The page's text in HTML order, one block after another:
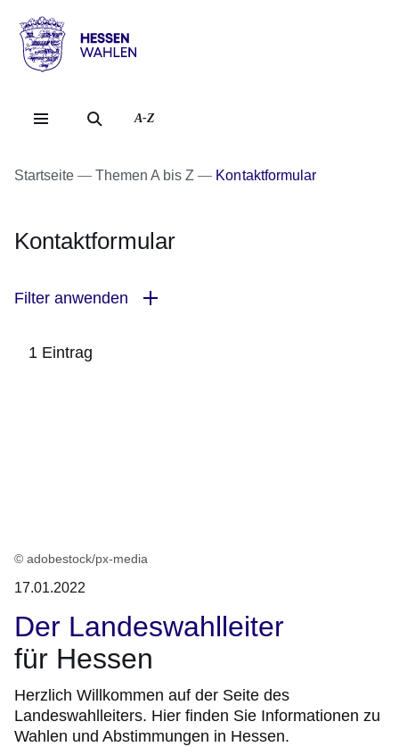
Hessen
Wahlen
A-Z
Startseite Themen A bis Z Kontaktformular
Kontaktformular
Filter anwenden
1 Eintrag
© adobestock/px-media
17.01.2022
Der Landeswahlleiter
für Hessen
Herzlich Willkommen auf der Seite des
Landeswahlleiters. Hier finden Sie Informationen zu
Wahlen und Abstimmungen in Hessen.